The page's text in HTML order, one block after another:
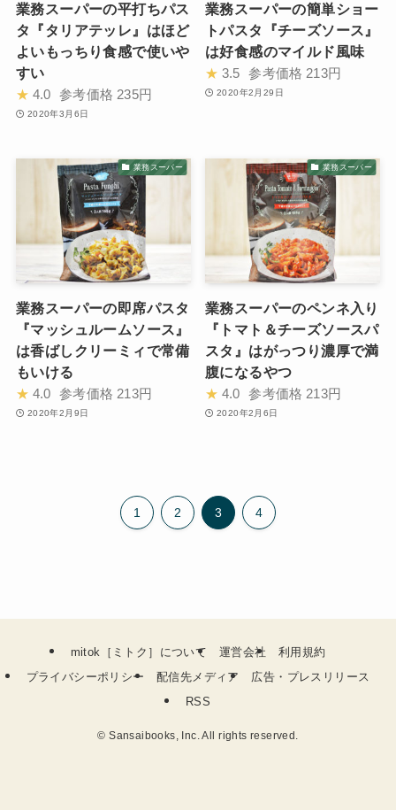
業務スーパーの平打ちパス
タ『タリアテッレ』はほど
よいもっちり食感で使いや
すい
★ 4.0 参考価格 235円
2020年3月6日
業務スーパーの簡単ショー
トパスタ『チーズソース』
は好食感のマイルド風味
★ 3.5 参考価格 213円
2020年2月29日
業務スーパー
業務スーパーの即席パスタ
『マッシュルームソース』
は香ばしクリーミィで常備
もいける
★ 4.0 参考価格 213円
2020年2月9日
業務スーパー
業務スーパーのペンネ入り
『トマト＆チーズソースパ
スタ』はがっつり濃厚で満
腹になるやつ
★ 4.0 参考価格 213円
2020年2月6日
1 2 3 4
mitok［ミトク］について 運営会社
利用規約
プライバシーポリシー
配信先メディア
広告・プレスリリース
RSS
© Sansaibooks, Inc. All rights reserved.